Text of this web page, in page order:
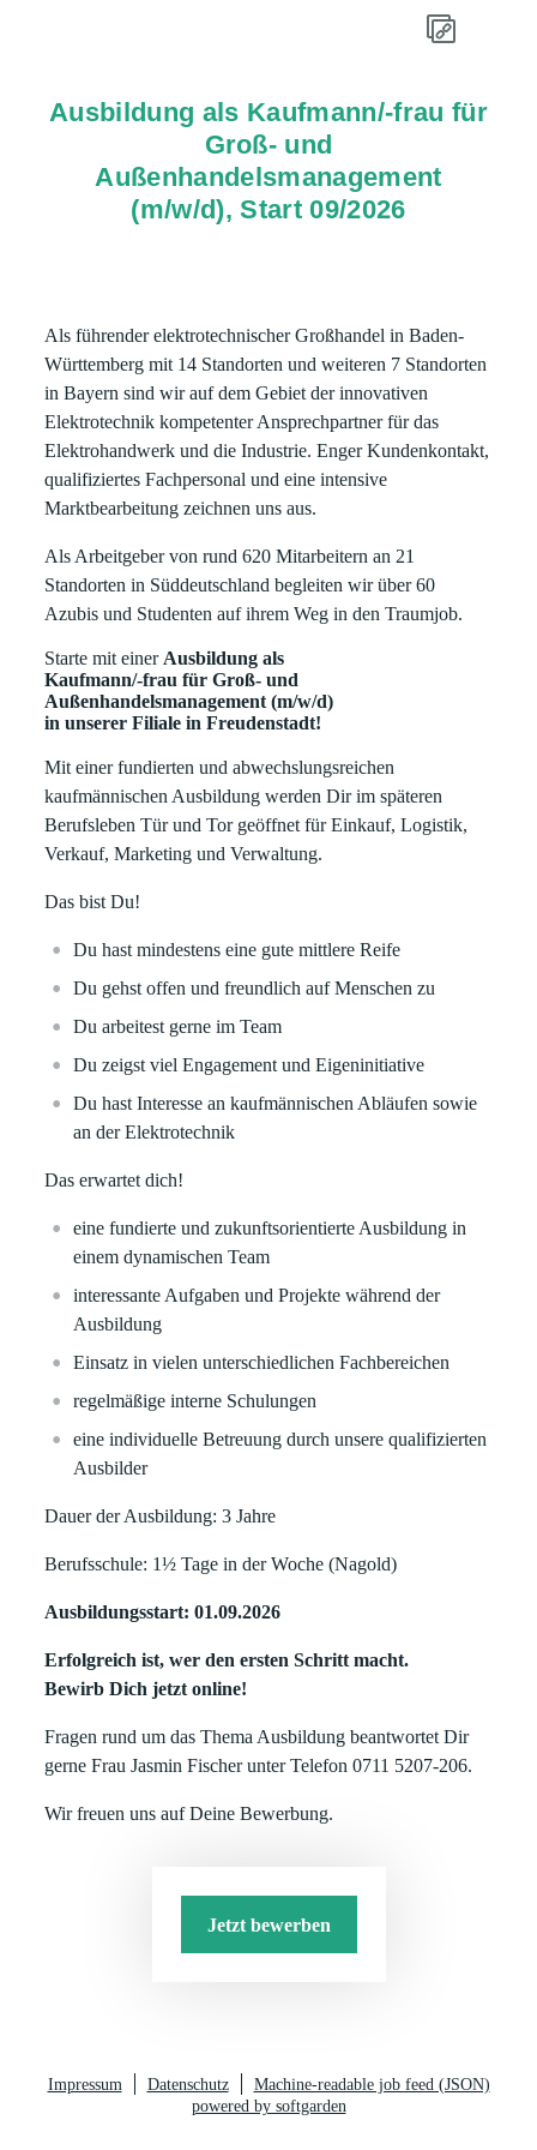
Ausbildung als Kaufmann/-frau für
Groß- und
Außenhandelsmanagement
(m/w/d), Start 09/2026
Als führender elektrotechnischer Großhandel in Baden-
Württemberg mit 14 Standorten und weiteren 7 Standorten
in Bayern sind wir auf dem Gebiet der innovativen
Elektrotechnik kompetenter Ansprechpartner für das
Elektrohandwerk und die Industrie. Enger Kundenkontakt,
qualifiziertes Fachpersonal und eine intensive
Marktbearbeitung zeichnen uns aus.
Als Arbeitgeber von rund 620 Mitarbeitern an 21
Standorten in Süddeutschland begleiten wir über 60
Azubis und Studenten auf ihrem Weg in den Traumjob.
Starte mit einer Ausbildung als
Kaufmann/-frau für Groß- und
Außenhandelsmanagement (m/w/d)
in unserer Filiale in Freudenstadt!
Mit einer fundierten und abwechslungsreichen
kaufmännischen Ausbildung werden Dir im späteren
Berufsleben Tür und Tor geöffnet für Einkauf, Logistik,
Verkauf, Marketing und Verwaltung.
Das bist Du!
Du hast mindestens eine gute mittlere Reife
Du gehst offen und freundlich auf Menschen zu
Du arbeitest gerne im Team
Du zeigst viel Engagement und Eigeninitiative
Du hast Interesse an kaufmännischen Abläufen sowie
an der Elektrotechnik
Das erwartet dich!
eine fundierte und zukunftsorientierte Ausbildung in
einem dynamischen Team
interessante Aufgaben und Projekte während der
Ausbildung
Einsatz in vielen unterschiedlichen Fachbereichen
regelmäßige interne Schulungen
eine individuelle Betreuung durch unsere qualifizierten
Ausbilder
Dauer der Ausbildung: 3 Jahre
Berufsschule: 1½ Tage in der Woche (Nagold)
Ausbildungsstart: 01.09.2026
Erfolgreich ist, wer den ersten Schritt macht.
Bewirb Dich jetzt online!
Fragen rund um das Thema Ausbildung beantwortet Dir
gerne Frau Jasmin Fischer unter Telefon 0711 5207-206.
Wir freuen uns auf Deine Bewerbung.
Jetzt bewerben
Impressum Datenschutz
Machine-readable job feed (JSON)
powered by softgarden